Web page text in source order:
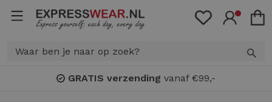
GRATIS verzendingvanaf €99,-